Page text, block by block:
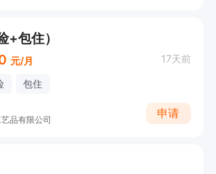
+包住）
元/月 17天前
包住
品有限公司
申请